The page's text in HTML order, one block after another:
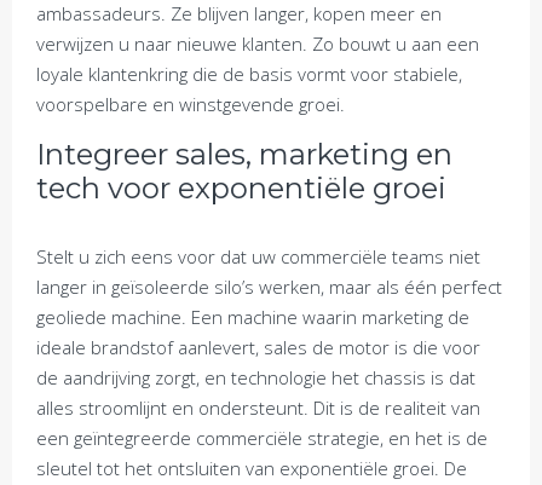
ambassadeurs. Ze blijven langer, kopen meer en
verwijzen u naar nieuwe klanten. Zo bouwt u aan een
loyale klantenkring die de basis vormt voor stabiele,
voorspelbare en winstgevende groei.
Integreer sales, marketing en
tech voor exponentiële groei
Stelt u zich eens voor dat uw commerciële teams niet
langer in geïsoleerde silo’s werken, maar als één perfect
geoliede machine. Een machine waarin marketing de
ideale brandstof aanlevert, sales de motor is die voor
de aandrijving zorgt, en technologie het chassis is dat
alles stroomlijnt en ondersteunt. Dit is de realiteit van
een geïntegreerde commerciële strategie, en het is de
sleutel tot het ontsluiten van exponentiële groei. De